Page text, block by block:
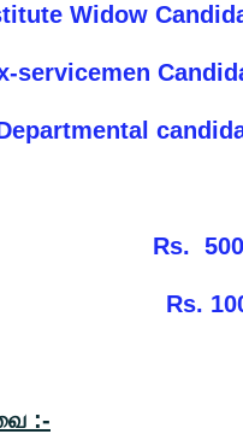
Rs. 500
:-